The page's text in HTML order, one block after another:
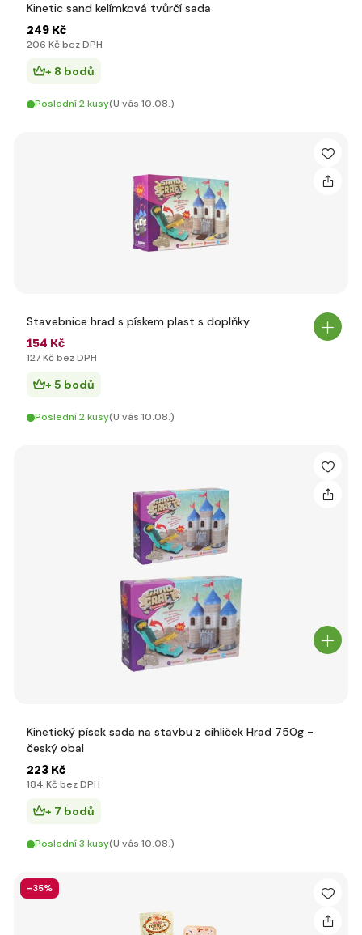
Kinetic sand kelímková tvůrčí sada
249 Kč
206 Kč bez DPH
+ 8 bodů
Poslední 2 kusy(U vás 10.08.)
Stavebnice hrad s pískem plast s doplňky
154 Kč
127 Kč bez DPH
+ 5 bodů
Poslední 2 kusy(U vás 10.08.)
Kinetický písek sada na stavbu z cihliček Hrad 750g -
český obal
223 Kč
184 Kč bez DPH
+ 7 bodů
Poslední 3 kusy(U vás 10.08.)
-35%